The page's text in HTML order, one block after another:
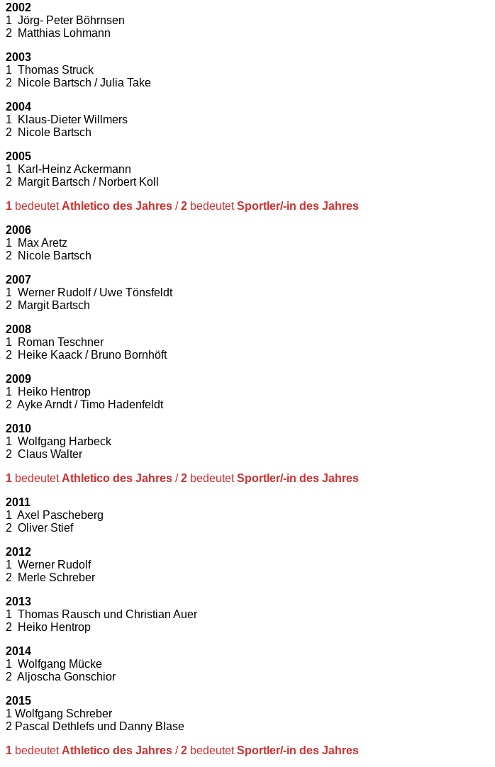
2002
1 Jörg- Peter Böhrnsen
2 Matthias Lohmann
2003
1 Thomas Struck
2 Nicole Bartsch / Julia Take
2004
1 Klaus-Dieter Willmers
2 Nicole Bartsch
2005
1 Karl-Heinz Ackermann
2 Margit Bartsch / Norbert Koll
1 bedeutet Athletico des Jahres /2 bedeutetSportler/-in des Jahres
2006
1 Max Aretz
2 Nicole Bartsch
2007
1 Werner Rudolf / Uwe Tönsfeldt
2 Margit Bartsch
2008
1 Roman Teschner
2 Heike Kaack / Bruno Bornhöft
2009
1 Heiko Hentrop
2 Ayke Arndt / Timo Hadenfeldt
2010
1 Wolfgang Harbeck
2 Claus Walter
1 bedeutet Athletico des Jahres /2 bedeutetSportler/-in des Jahres
2011
1 Axel Pascheberg
2 Oliver Stief
2012
1 Werner Rudolf
2 Merle Schreber
2013
1 Thomas Rausch und Christian Auer
2 Heiko Hentrop
2014
1 Wolfgang Mücke
2 Aljoscha Gonschior
2015
1 Wolfgang Schreber
2 Pascal Dethlefs und Danny Blase
1 bedeutet Athletico des Jahres /2 bedeutetSportler/-in des Jahres